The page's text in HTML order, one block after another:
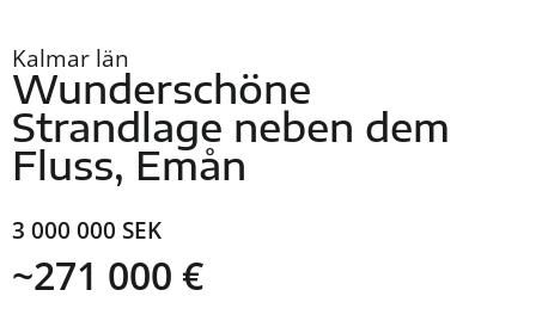
Kalmar län
Wunderschöne
Strandlage neben dem
Fluss, Emån
3 000 000 SEK
~271 000 €